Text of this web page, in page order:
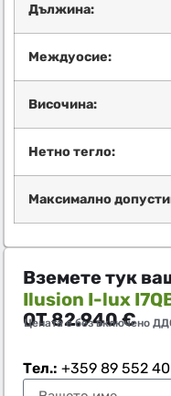
Дължина:
Междуосие:
Височина:
Нетно тегло:
Максимално
Вземете тук
Ilusion I-lux
ОТ82.940€
Цената е без включено
Тел.:+359 89 552